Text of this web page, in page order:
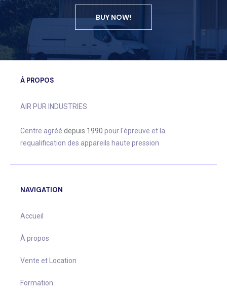
BUY NOW!
À PROPOS
AIR PUR INDUSTRIES
Centre agréé depuis 1990 pour l'épreuve et la
requalification des appareils haute pression
NAVIGATION
Accueil
À propos
Vente et Location
Formation